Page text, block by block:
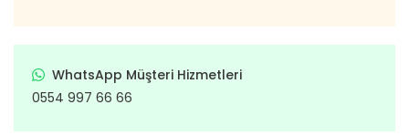
WhatsApp Müşteri Hizmetleri
0554 997 66 66